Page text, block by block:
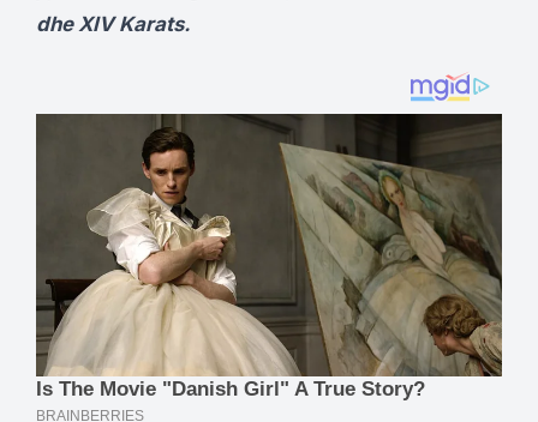
dhe XIV Karats.